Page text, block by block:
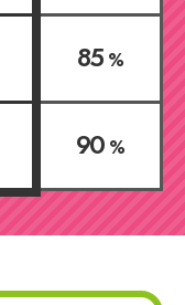
85 %
90 %